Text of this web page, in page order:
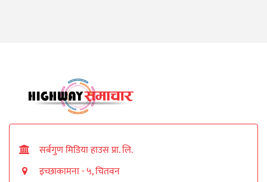
सर्बगुण मिडिया हाउस प्रा. लि.
इच्छाकामना - ५, चितवन